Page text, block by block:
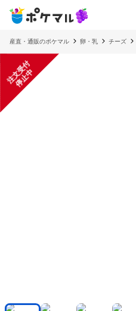
産直・通販のポケマル 卵・乳 チーズ
注
文
受
付
停
止
中